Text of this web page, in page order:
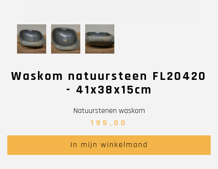
Waskom natuursteen FL20420
- 41x38x15cm
Natuurstenen waskom
195,00
In mijn winkelmand